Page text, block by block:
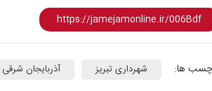
ها: شهرداری تبریز آذربایجان شرقی